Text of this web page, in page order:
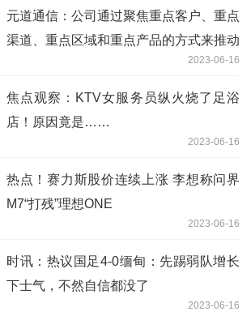
元道通信：公司通过聚焦重点客户、重点
渠道、重点区域和重点产品的方式来推动
2023-06-16
焦点观察：KTV女服务员纵火烧了足浴
店！原因竟是……
2023-06-16
热点！赛力斯股价连续上涨 李想称问界
M7“打残”理想ONE
2023-06-16
时讯：热议国足4-0缅甸：先踢弱队增长
下士气，不然自信都没了
2023-06-16